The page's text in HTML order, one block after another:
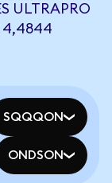
ULTRAPRO
4,4844
SQQQON
ONDSON